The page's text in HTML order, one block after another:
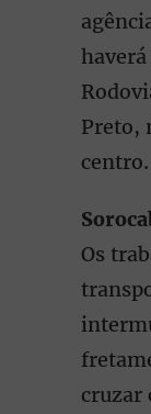
Preto,
centro.
Os
cruzar